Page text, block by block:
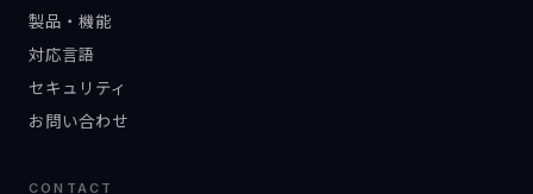
製品・機能
対応言語
セキュリティ
お問い合わせ
CONTACT